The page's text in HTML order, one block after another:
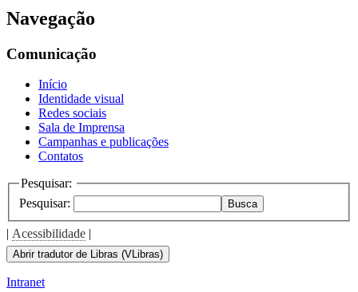
Navegação
Comunicação
Início
Identidade visual
Redes sociais
Sala de Imprensa
Campanhas e publicações
Contatos
Pesquisar:
Pesquisar:
Busca
| Acessibilidade |
Abrir tradutor de Libras (VLibras)
Intranet